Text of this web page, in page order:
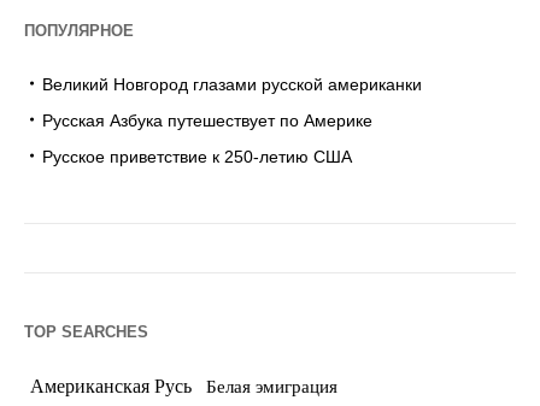
ПОПУЛЯРНОЕ
Великий Новгород глазами русской американки
Русская Азбука путешествует по Америке
Русское приветствие к 250-летию США
TOP SEARCHES
Американская Русь Белая эмиграция